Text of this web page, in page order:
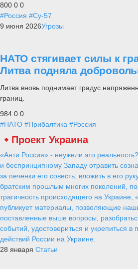
800 0 0
#Россия #Су-57
9 июня 2026Угрозы
НАТО стягивает силы к
Литва подняла
Литва вновь поднимает градус
границ.
984 0 0
#НАТО #Прибалтика #Россия
Проект Украина
«Анти Россия» - неужели это
и беспринципному Западу отравить
за печенки его совесть, вложить в его
братским прошлым многих поколений,
трагичность происходящего на
публикует материалы, позволяющие
поставленные выше вопросы,
событий, удостовериться и укрепиться в
действий России на Украине.
28 января Статьи